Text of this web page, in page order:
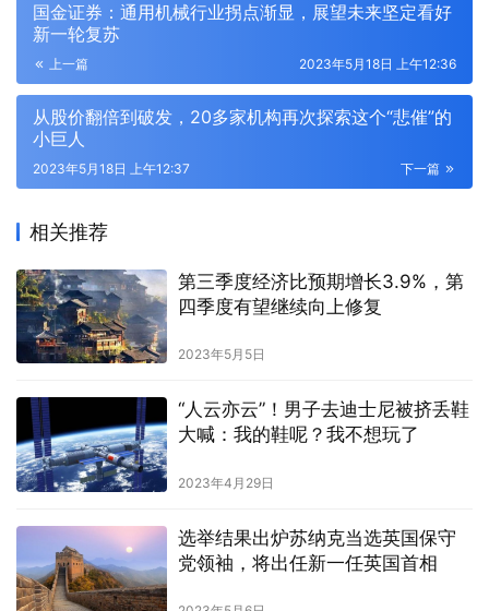
国金证券：通用机械行业拐点渐显，展望未来坚定看好
新一轮复苏
上一篇 2023年5月18日 上午12:36
从股价翻倍到破发，20多家机构再次探索这个“悲催”的
小巨人
下一篇
2023年5月18日 上午12:37
相关推荐
第三季度经济比预期增长3.9%，第
四季度有望继续向上修复
2023年5月5日
“人云亦云”！男子去迪士尼被挤丢鞋
大喊：我的鞋呢？我不想玩了
2023年4月29日
选举结果出炉苏纳克当选英国保守
党领袖，将出任新一任英国首相